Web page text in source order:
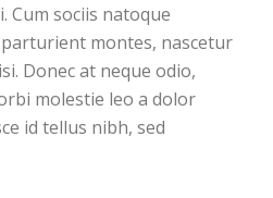
Cum sociis natoque
montes, nascetur
Donec at neque odio,
molestie leo a dolor
id tellus nibh, sed